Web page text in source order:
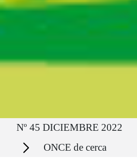
Ruta del sitio
Nº 45 DICIEMBRE 2022
Secciones ONCE de cerca